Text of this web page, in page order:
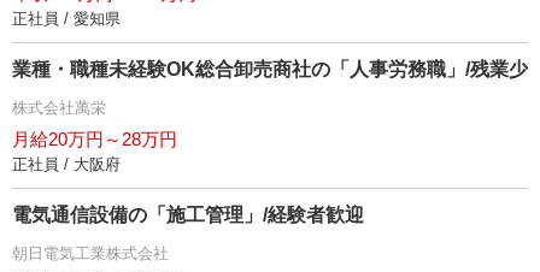
正社員 / 愛知県
業種・職種未経験OK総合卸売商社の「人事労務職」/残業少
株式会社萬栄
月給20万円～28万円
正社員 / 大阪府
電気通信設備の「施工管理」/経験者歓迎
朝日電気工業株式会社